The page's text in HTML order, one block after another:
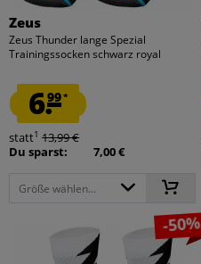
Zeus
Zeus Thunder lange Spezial
Trainingssocken schwarz royal
6.99*
statt1 13,99 €
Du sparst:
7,00 €
Größe wählen...
-50%